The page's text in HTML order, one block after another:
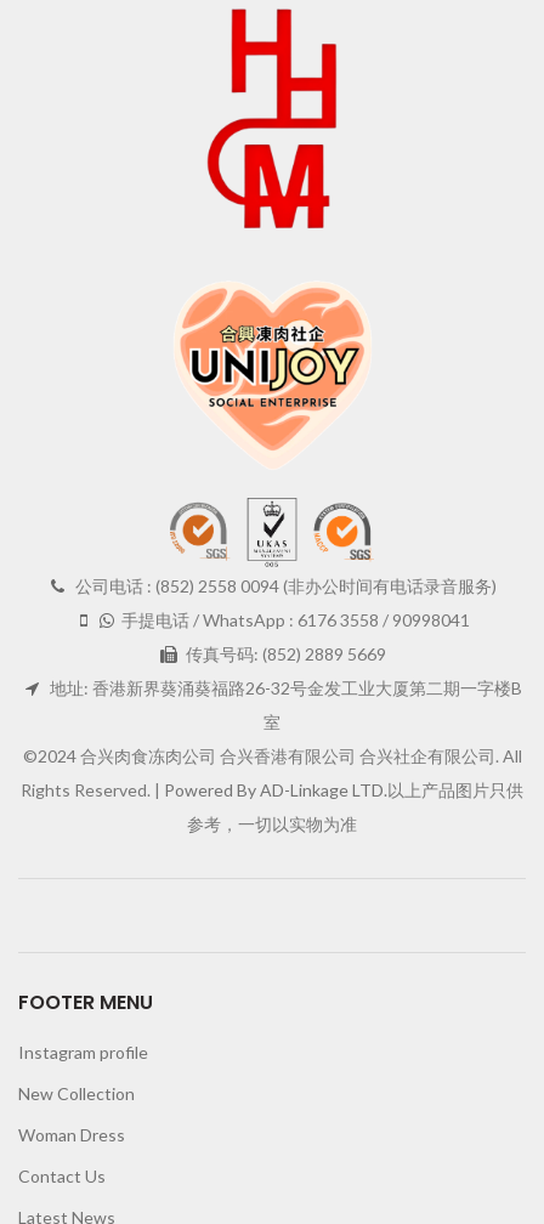
公司电话 : (852) 2558 0094 (非办公时间有电话录音服务)
手提电话 / WhatsApp : 6176 3558 / 90998041
传真号码: (852) 2889 5669
地址: 香港新界葵涌葵福路26-32号金发工业大厦第二期一字楼B
室
©2024 合兴肉食冻肉公司 合兴香港有限公司 合兴社企有限公司. All
Rights Reserved. | Powered By AD-Linkage LTD.以上产品图片只供
参考，一切以实物为准
FOOTER MENU
Instagram profile
New Collection
Woman Dress
Contact Us
Latest News